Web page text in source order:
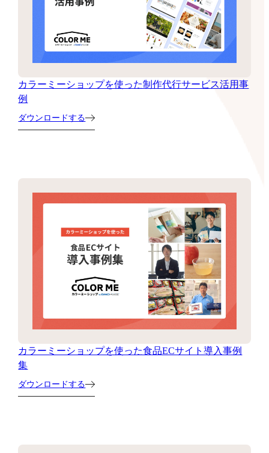
カラーミーショップを使った制作代行サービス活用事
例
ダウンロードする
カラーミーショップを使った食品ECサイト導入事例
集
ダウンロードする